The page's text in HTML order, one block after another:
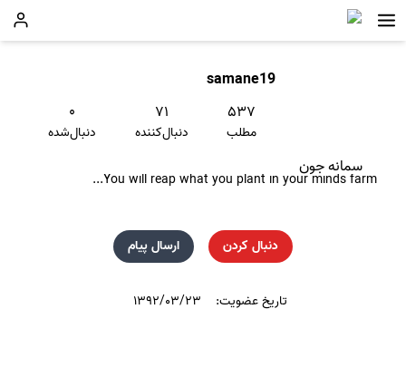
samane19
۵۳۷
مطلب
۷۱
دنبال‌کننده
۰
دنبال‌شده
سمانه جون
You will reap what you plant in your minds farm...
دنبال کردن ارسال پیام
تاریخ عضویت: ۱۳۹۲/۰۳/۲۳